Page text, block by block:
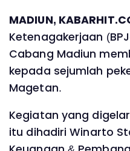
MADIUN,
Ketenagakerjaan
Cabang Madiun
kepada sejumlah
Magetan.
Kegiatan yang
itu dihadiri Winarto